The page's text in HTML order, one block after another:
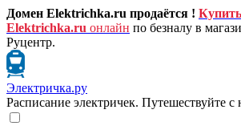
Домен Elektrichka.ru продаётся !
Elektrichka.ru онлайн по безналу в
Руцентр.
Электричка.ру
Расписание электричек. Путешествуйте с